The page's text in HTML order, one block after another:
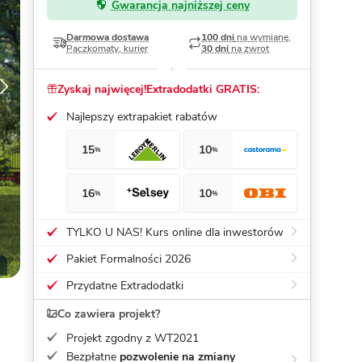
Dom pasywny- co to znaczy
Gwarancja najniższej ceny
Darmowa dostawa
Paczkomaty, kurier
100 dni na wymianę,
30 dni na zwrot
Zyskaj najwięcej!Extradodatki GRATIS:
Najlepszy extrapakiet rabatów
15% 10%
16% 10%
TYLKO U NAS! Kurs online dla inwestorów
Pakiet Formalności 2026
Przydatne Extradodatki
Co zawiera projekt?
Projekt zgodny z WT2021
Bezpłatne pozwolenie na zmiany